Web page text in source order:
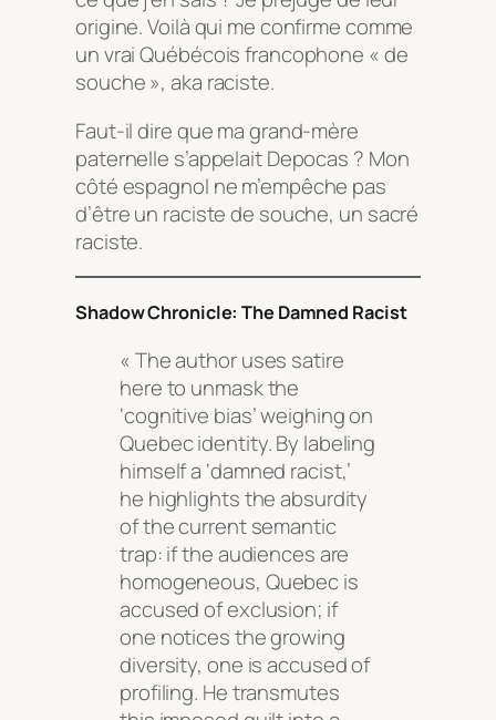
origine. Voilà qui me confirme comme
un vrai Québécois francophone « de
souche », aka raciste.
Faut-il dire que ma grand-mère
paternelle s’appelait Depocas ? Mon
côté espagnol ne m’empêche pas
d’être un raciste de souche, un sacré
raciste.
Shadow Chronicle: The Damned Racist
« The author uses satire
here to unmask the
‘cognitive bias’ weighing on
Quebec identity. By labeling
himself a ‘damned racist,’
he highlights the absurdity
of the current semantic
trap: if the audiences are
homogeneous, Quebec is
accused of exclusion; if
one notices the growing
diversity, one is accused of
profiling. He transmutes